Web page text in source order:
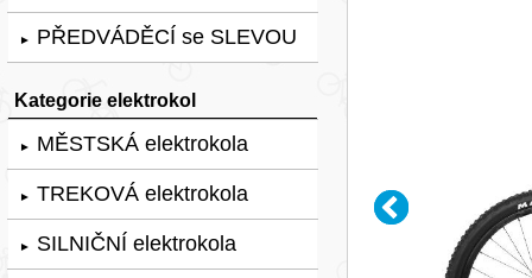
► PŘEDVÁDĚCÍ se SLEVOU
Kategorie elektrokol
► MĚSTSKÁ elektrokola
► TREKOVÁ elektrokola
► SILNIČNÍ elektrokola